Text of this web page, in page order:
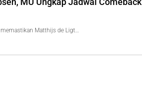
Matthijs de Ligt…